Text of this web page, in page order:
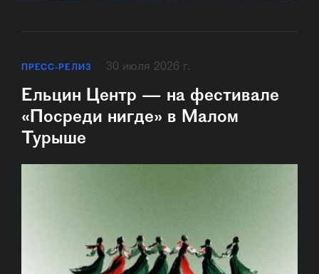
ПРЕСС-РЕЛИЗ 30 июля 2026 г.
Ельцин Центр — на фестивале
«Посреди нигде» в Малом
Турыше